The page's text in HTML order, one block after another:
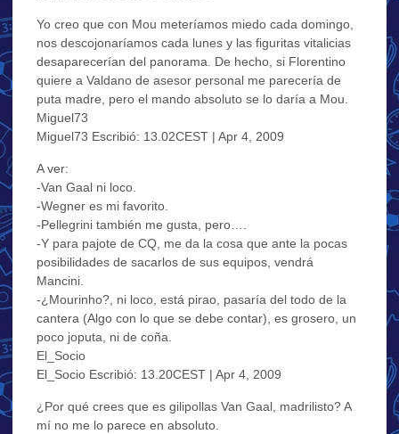
Yo creo que con Mou meteríamos miedo cada domingo,
nos descojonaríamos cada lunes y las figuritas vitalicias
desaparecerían del panorama. De hecho, si Florentino
quiere a Valdano de asesor personal me parecería de
puta madre, pero el mando absoluto se lo daría a Mou.
Miguel73
Miguel73 Escribió: 13.02CEST | Apr 4, 2009
A ver:
-Van Gaal ni loco.
-Wegner es mi favorito.
-Pellegrini también me gusta, pero….
-Y para pajote de CQ, me da la cosa que ante la pocas
posibilidades de sacarlos de sus equipos, vendrá
Mancini.
-¿Mourinho?, ni loco, está pirao, pasaría del todo de la
cantera (Algo con lo que se debe contar), es grosero, un
poco joputa, ni de coña.
El_Socio
El_Socio Escribió: 13.20CEST | Apr 4, 2009
¿Por qué crees que es gilipollas Van Gaal, madrilisto? A
mí no me lo parece en absoluto.